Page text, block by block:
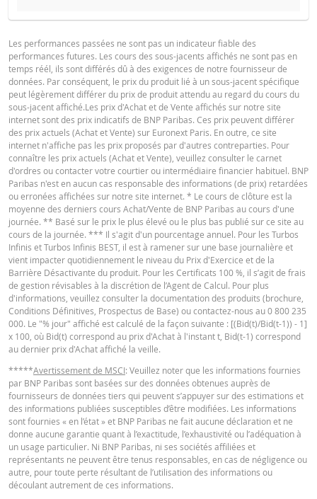
COURS DU SOUS-JACENT ATTENDU À L'ÉCHÉANCE
SITUATION
ACTUELLE
NOUVELLE
SITUATION
La Borne Basse a été atteinte
pendant la vie du produit
Prix du
produit
- -
La Borne Basse n'a jamais été
atteinte pendant la vie du
produit
Prix du
produit
- -
BNP Paribas n’agit pas en tant que conseiller juridique ou fiscal, comptable
conseiller en investissement et n’a aucune obligation de fiduciaire à votre
en ce qui concerne le calculateur et / ou en relation avec des transactions
des produits émis par BNP Paribas ou d’autres transactions connexes. Vous
pouvez pas compter sur BNP Paribas pour des conseils en investissement
des recommandations de quelque nature que ce soit. Bien que les prix
soient basés sur des informations jugées fiables, leur exactitude ou leur
exhaustivité n'est pas garantie. BNP Paribas n'offre aucune garantie en ce
concerne les informations fournies par la calculatrice et décline toute
responsabilité pour tout dommage direct, indirect, spécial, accessoire,
immatériel ou consécutif (y compris le manque à gagner) résultant de
manière que ce soit de l'utilisation de la calculatrice par vous. ou vos
ou les informations contenues dans ce document. Les données de taux de
change saisies proviennent de BNP Paribas et s’appliquent strictement à la
PROSPECTUS DE BASE
Français (France)
FINAL TERMS
Français (France)
CONDITIONS DÉFINITIVES RÉSUMÉ
Français (France)
KEY INFORMATION DOCUMENTS
Key Information Document (FR)
QUOTES
Latest Product Quotes CSV
Les performances passées ne sont pas un indicateur fiable des
performances futures. Les cours des sous-jacents affichés ne sont pas en
temps réél, ils sont différés dû à des exigences de notre fournisseur de
données. Par conséquent, le prix du produit lié à un sous-jacent spécifique
peut légèrement différer du prix de produit attendu au regard du cours du
sous-jacent affiché.Les prix d'Achat et de Vente affichés sur notre site
internet sont des prix indicatifs de BNP Paribas. Ces prix peuvent différer
des prix actuels (Achat et Vente) sur Euronext Paris. En outre, ce site
internet n'affiche pas les prix proposés par d'autres contreparties. Pour
connaître les prix actuels (Achat et Vente), veuillez consulter le carnet
d'ordres ou contacter votre courtier ou intermédiaire financier habituel. BNP
Paribas n'est en aucun cas responsable des informations (de prix) retardées
ou erronées affichées sur notre site internet. * Le cours de clôture est la
moyenne des derniers cours Achat/Vente de BNP Paribas au cours d'une
journée. ** Basé sur le prix le plus élevé ou le plus bas publié sur ce site au
cours de la journée. *** Il s'agit d'un pourcentage annuel. Pour les Turbos
Infinis et Turbos Infinis BEST, il est à ramener sur une base journalière et
vient impacter quotidiennement le niveau du Prix d'Exercice et de la
Barrière Désactivante du produit. Pour les Certificats 100 %, il s’agit de frais
de gestion révisables à la discrétion de l’Agent de Calcul. Pour plus
d'informations, veuillez consulter la documentation des produits (brochure,
Conditions Définitives, Prospectus de Base) ou contactez-nous au 0 800 235
000. Le "% jour" affiché est calculé de la façon suivante : [(Bid(t)/Bid(t-1)) - 1]
x 100, où Bid(t) correspond au prix d'Achat à l'instant t, Bid(t-1) correspond
au dernier prix d'Achat affiché la veille.
*****Avertissement de MSCI: Veuillez noter que les informations fournies
par BNP Paribas sont basées sur des données obtenues auprès de
fournisseurs de données tiers qui peuvent s’appuyer sur des estimations et
des informations publiées susceptibles d’être modifiées. Les informations
sont fournies « en l’état » et BNP Paribas ne fait aucune déclaration et ne
donne aucune garantie quant à l’exactitude, l’exhaustivité ou l’adéquation à
un usage particulier. Ni BNP Paribas, ni ses sociétés affiliées et
représentants ne peuvent être tenus responsables, en cas de négligence ou
autre, pour toute perte résultant de l’utilisation des informations ou
découlant autrement de ces informations.